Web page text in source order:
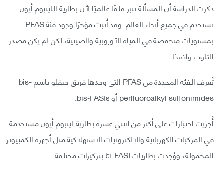
ذكرت الدراسة أن المسألة تثير قلقًا عالميًا لأن بطارية الليثيوم أيون
تستخدم في جميع أنحاء العالم. وقد أُثبت مؤخرًا وجود فئة PFAS
بمستويات منخفضة في المياه الأوروبية والصينية، لكن لم يكن مصدر
التلوث واضحًا.
تُعرف الفئة المحددة من PFAS التي وجدها فريق جيفلو باسم bis-
perfluoroalkyl sulfonimides أو bis-FASIs.
أُجريت اختبارات على أكثر من اثنتي عشرة بطارية ليثيوم أيون مستخدمة
في المركبات الكهربائية والإلكترونيات الاستهلاكية مثل أجهزة الكمبيوتر
المحمولة، ووُجدت بطاريات bi-FASI بتركيزات مختلفة.